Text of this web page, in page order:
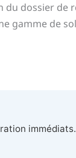
du dossier
gamme de
immédiats.